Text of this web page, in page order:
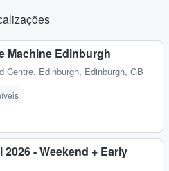
Machine Edinburgh
Centre, Edinburgh, Edinburgh, GB
- Weekend + Early